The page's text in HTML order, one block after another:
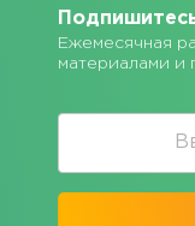
Ежемесячная
материалами и